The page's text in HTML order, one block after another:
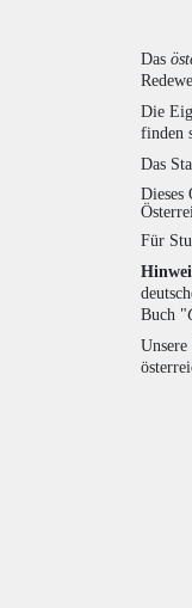
Das
Die
finden
Das
Dieses
Für
Buch "